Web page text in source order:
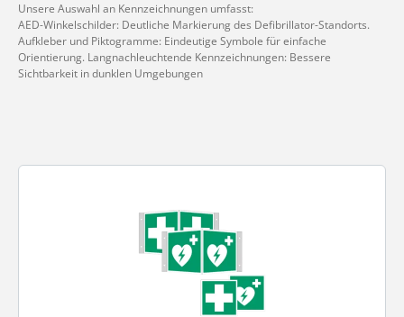
Unsere Auswahl an Kennzeichnungen umfasst:
AED-Winkelschilder: Deutliche Markierung des Defibrillator-Standorts.
Aufkleber und Piktogramme: Eindeutige Symbole für einfache
Orientierung. Langnachleuchtende Kennzeichnungen: Bessere
Sichtbarkeit in dunklen Umgebungen
Kategoriegalerie überspringen